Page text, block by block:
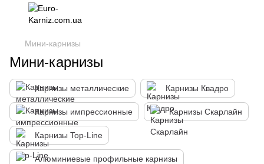
Мини-карнизы
Мини-карнизы
Карнизы металлические Карнизы Квадро
Карнизы импрессионные Карнизы Скарлайн
Карнизы Top-Line
Алюминиевые профильные карнизы